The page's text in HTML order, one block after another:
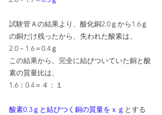
試験管Ａの結果より、酸化銅2.0ｇから1.6ｇ
の銅だけ残ったから、失われた酸素は、
2.0－1.6＝0.4ｇ
この結果から、完全に結びついていた銅と酸
素の質量比は、
1.6：0.4＝４：１
酸素0.3ｇと結びつく銅の質量をｘｇ とする